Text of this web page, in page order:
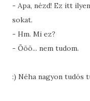
- Apa, nézd! Ez itt
sokat.
- Hm. Mi ez?
- Ööö... nem tudom.
:) Néha nagyon tudós